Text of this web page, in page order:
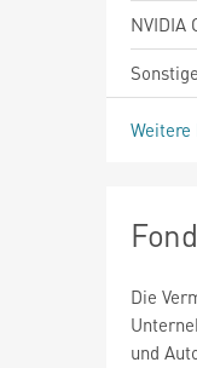
NVIDIA
Weitere
Die
und